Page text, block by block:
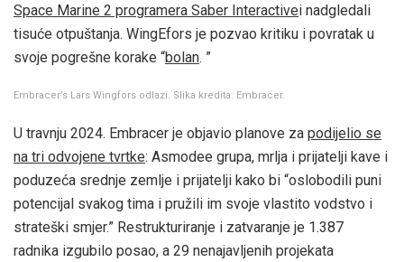
Space Marine 2 programera Saber Interactivei nadgledali
tisuće otpuštanja. WingEfors je pozvao kritiku i povratak u
svoje pogrešne korake “bolan. ”
Embracer’s Lars Wingfors odlazi. Slika kredita: Embracer.
U travnju 2024. Embracer je objavio planove za podijelio se
na tri odvojene tvrtke: Asmodee grupa, mrlja i prijatelji kave i
poduzeća srednje zemlje i prijatelji kako bi “oslobodili puni
potencijal svakog tima i pružili im svoje vlastito vodstvo i
strateški smjer.” Restrukturiranje i zatvaranje je 1.387
radnika izgubilo posao, a 29 nenajavljenih projekata